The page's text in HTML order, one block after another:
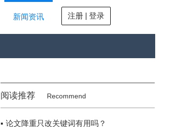
新闻资讯 注册 | 登录
阅读推荐 Recommend
▪ 论文降重只改关键词有用吗？